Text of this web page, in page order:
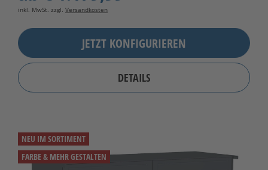
inkl. MwSt. zzgl. Versandkosten
JETZT KONFIGURIEREN
DETAILS
NEU IM SORTIMENT
FARBE & MEHR GESTALTEN